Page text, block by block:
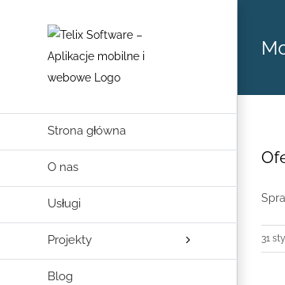
Strona główna
O nas
Usługi
Projekty
Blog
31